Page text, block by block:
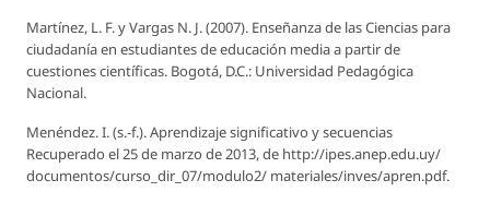
Martínez, L. F. y Vargas N. J. (2007). Enseñanza de las Ciencias para
ciudadanía en estudiantes de educación media a partir de
cuestiones científicas. Bogotá, D.C.: Universidad Pedagógica
Nacional.
Menéndez. I. (s.‐f.). Aprendizaje significativo y secuencias
Recuperado el 25 de marzo de 2013, de http://ipes.anep.edu.uy/
documentos/curso_dir_07/modulo2/ materiales/inves/apren.pdf.